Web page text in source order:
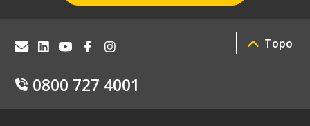
0800 727 4001
Topo